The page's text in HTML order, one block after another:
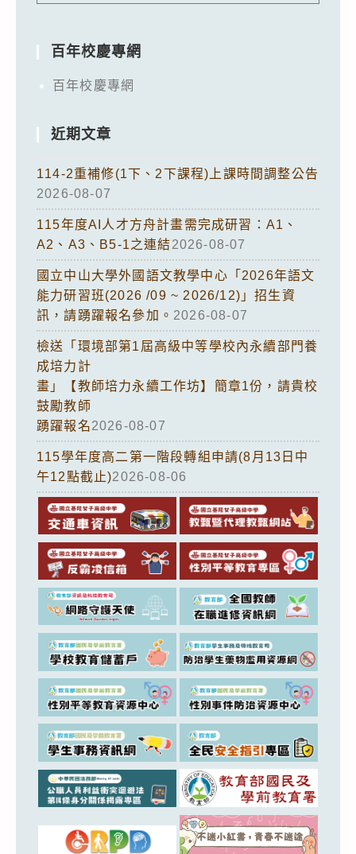
百年校慶專網
百年校慶專網
近期文章
114-2重補修(1下、2下課程)上課時間調整公告
2026-08-07
115年度AI人才方舟計畫需完成研習：A1、
A2、A3、B5-1之連結2026-08-07
國立中山大學外國語文教學中心「2026年語文
能力研習班(2026 /09 ~ 2026/12)」招生資
訊，請踴躍報名參加。 2026-08-07
檢送「環境部第1屆高級中等學校內永續部門養
成培力計
畫」【教師培力永續工作坊】簡章1份，請貴校
鼓勵教師
踴躍報名2026-08-07
115學年度高二第一階段轉組申請(8月13日中
午12點截止)2026-08-06